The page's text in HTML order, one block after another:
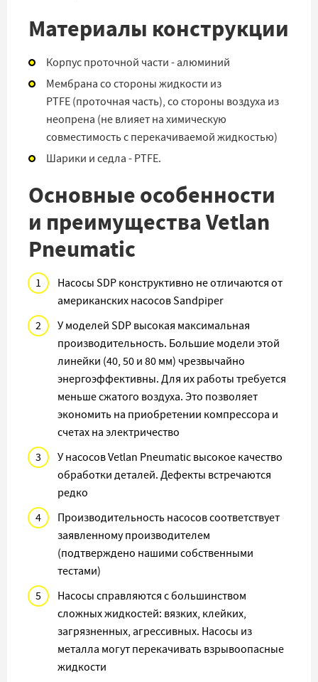
Материалы конструкции
Корпус проточной части - алюминий
Мембрана со стороны жидкости из
PTFE (проточная часть), со стороны воздуха из
неопрена (не влияет на химическую
совместимость с перекачиваемой жидкостью)
Шарики и седла - PTFE.
Основные особенности
и преимущества Vetlan
Pneumatic
Насосы SDP конструктивно не отличаются от
американских насосов Sandpiper
У моделей SDP высокая максимальная
производительность. Большие модели этой
линейки (40, 50 и 80 мм) чрезвычайно
энергоэффективны. Для их работы требуется
меньше сжатого воздуха. Это позволяет
экономить на приобретении компрессора и
счетах на электричество
У насосов Vetlan Pneumatic высокое качество
обработки деталей. Дефекты встречаются
редко
Производительность насосов соответствует
заявленному производителем
(подтверждено нашими собственными
тестами)
Насосы справляются с большинством
сложных жидкостей: вязких, клейких,
загрязненных, агрессивных. Насосы из
металла могут перекачивать взрывоопасные
жидкости